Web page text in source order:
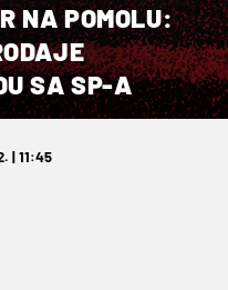
NA POMOLU:
SA SP-A
| 11:45